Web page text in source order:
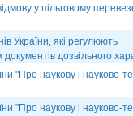
у пільговому
України, які регулюють
дозвільного
"Про наукову і науково-
"Про наукову і науково-